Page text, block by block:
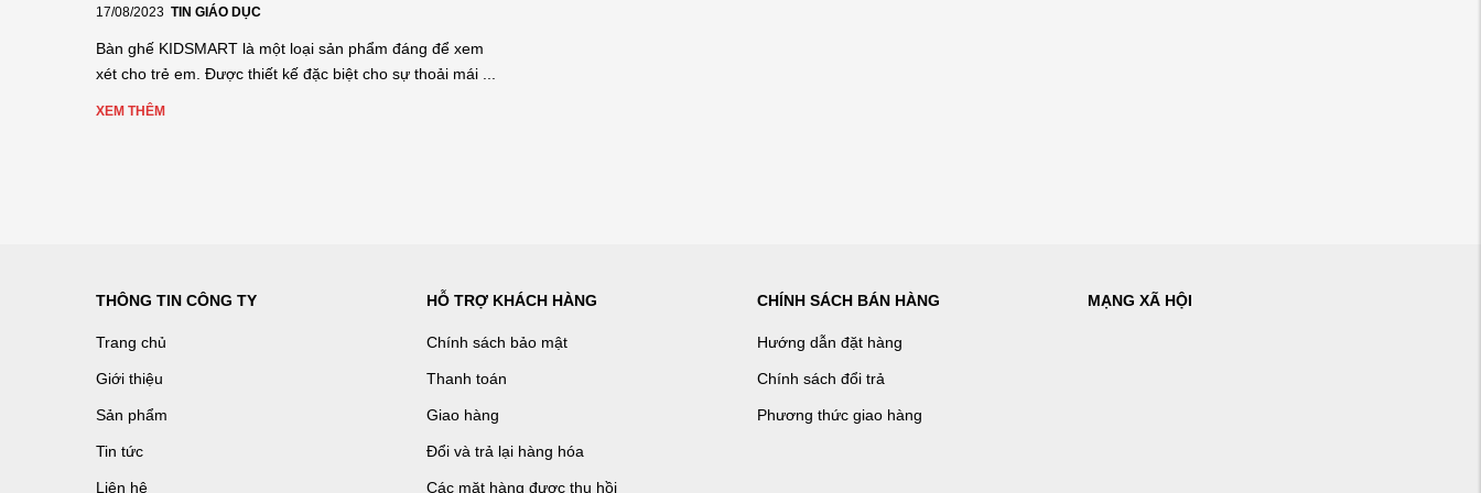
17/08/2023 TIN GIÁO DỤC
Bàn ghế KIDSMART là một loại sản phẩm đáng để xem
xét cho trẻ em. Được thiết kế đặc biệt cho sự thoải mái ...
XEM THÊM
THÔNG TIN CÔNG TY
Trang chủ
Giới thiệu
Sản phẩm
Tin tức
Liên hệ
HỖ TRỢ KHÁCH HÀNG
Chính sách bảo mật
Thanh toán
Giao hàng
Đổi và trả lại hàng hóa
Các mặt hàng được thu hồi
CHÍNH SÁCH BÁN HÀNG
Hướng dẫn đặt hàng
Chính sách đổi trả
Phương thức giao hàng
MẠNG XÃ HỘI